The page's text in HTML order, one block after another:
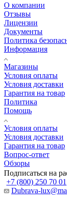
О компании
Отзывы
Лицензии
Документы
Политика
Информация
Магазины
Условия оплаты
Условия доставки
Гарантия на товар
Политика
Помощь
Условия оплаты
Условия доставки
Гарантия на товар
Вопрос-ответ
Обзоры
Подписаться на
+7 (800) 250 70 01
Dubrava-